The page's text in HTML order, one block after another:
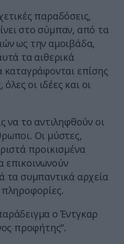
παραδόσεις,
στο σύμπαν, από τα
ως την αμοιβάδα,
τα αιθερικά
καταγράφονται επίσης
όλες οι ιδέες και οι
να το αντιληφθούν οι
Oι μύστες,
προικισμένα
τα συμπαντικά αρχεία
ο Έντγκαρ
προφήτης”.